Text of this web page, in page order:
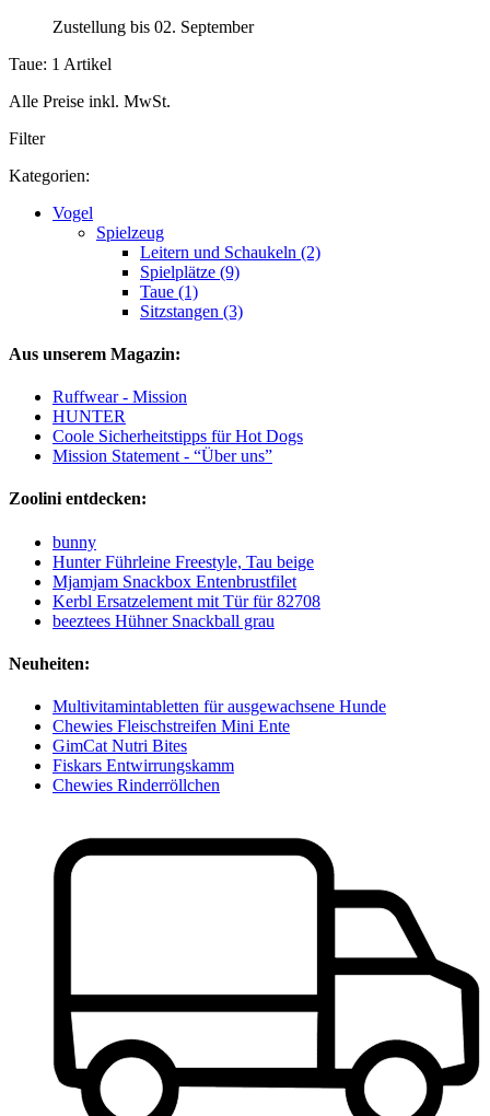
Zustellung bis 02. September
Taue: 1 Artikel
Alle Preise inkl. MwSt.
Filter
Kategorien:
Vogel
Spielzeug
Leitern und Schaukeln (2)
Spielplätze (9)
Taue (1)
Sitzstangen (3)
Aus unserem Magazin:
Ruffwear - Mission
HUNTER
Coole Sicherheitstipps für Hot Dogs
Mission Statement - “Über uns”
Zoolini entdecken:
bunny
Hunter Führleine Freestyle, Tau beige
Mjamjam Snackbox Entenbrustfilet
Kerbl Ersatzelement mit Tür für 82708
beeztees Hühner Snackball grau
Neuheiten:
Multivitamintabletten für ausgewachsene Hunde
Chewies Fleischstreifen Mini Ente
GimCat Nutri Bites
Fiskars Entwirrungskamm
Chewies Rinderröllchen